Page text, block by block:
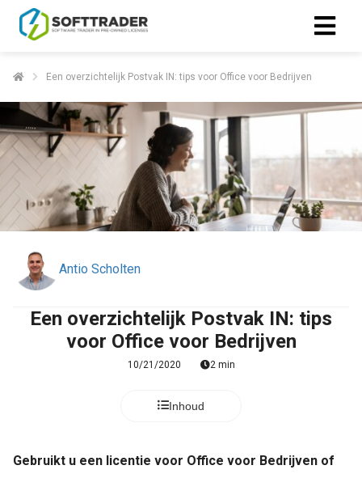
Een overzichtelijk Postvak IN: tips voor Office voor Bedrijven
Antio Scholten
Een overzichtelijk Postvak IN: tips
voor Office voor Bedrijven
10/21/2020 2 min
Inhoud
Gebruikt u een licentie voor Office voor Bedrijven of